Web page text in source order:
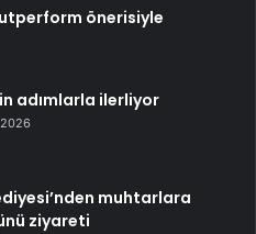
önerisiyle
adımlarla ilerliyor
muhtarlara
ziyareti